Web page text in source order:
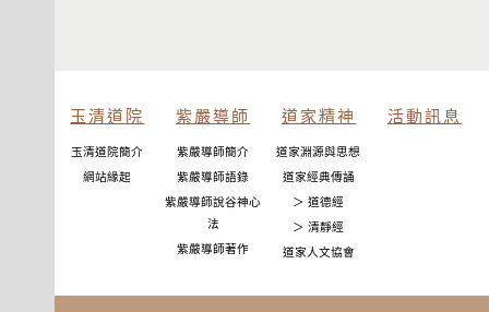
玉清道院
玉清道院簡介
網站緣起
紫嚴導師
紫嚴導師簡介
紫嚴導師語錄
紫嚴導師說谷神心
法
紫嚴導師著作
道家精神
道家淵源與思想
道家經典傳誦
＞ 道德經
＞ 清靜經
道家人文協會
活動訊息